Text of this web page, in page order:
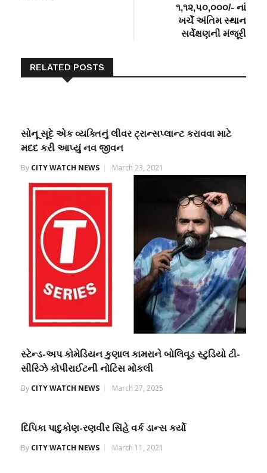
૧,૧૨,૫૦,૦૦૦/- નાં
ખર્ચે અંતિમ સ્થાન
સર્વેક્ષણની મંજૂરી
RELATED POSTS
સોનૂ સૂદે એક વ્યક્તિનું લીવર ટ્રાન્સપ્લાન્ટ કરાવવા માટે
મદદ કરી આપ્યું નવ જીવન
By CITY WATCH NEWS March 23, 2021
સ્ટેન્ડ-અપ કોમેડિયન કુણાલ કામરાને બોલિવૂડ સ્ટુડિયો ટી-
સીરિઝે કોપીરાઈટની નોટિસ મોકલી
By CITY WATCH NEWS March 27, 2025
દિપિકા પાદુકોણ-રણવીર સિંહે વર્ક ડાન્સ કર્યો
By CITY WATCH NEWS March 11, 2021